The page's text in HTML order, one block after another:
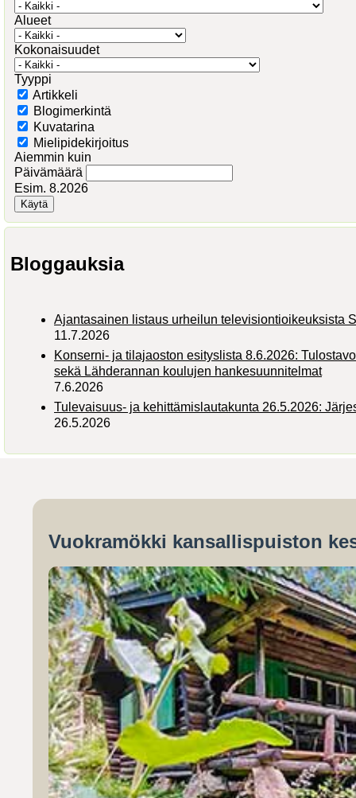
Alueet
Kokonaisuudet
Tyyppi
Artikkeli
Blogimerkintä
Kuvatarina
Mielipidekirjoitus
Aiemmin kuin
Päivämäärä
Esim. 8.2026
Bloggauksia
Ajantasainen listaus urheilun televisiontioikeuksista
11.7.2026
Konserni- ja tilajaoston esityslista 8.6.2026:
sekä Lähderannan koulujen hankesuunnitelmat
7.6.2026
Tulevaisuus- ja kehittämislautakunta 26.5.2026:
26.5.2026
Vuokramökki kansallispuiston